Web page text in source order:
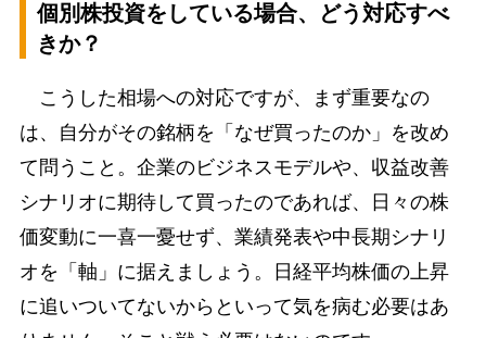
個別株投資をしている場合、どう対応すべ
きか？
こうした相場への対応ですが、まず重要なの
は、自分がその銘柄を「なぜ買ったのか」を改め
て問うこと。企業のビジネスモデルや、収益改善
シナリオに期待して買ったのであれば、日々の株
価変動に一喜一憂せず、業績発表や中長期シナリ
オを「軸」に据えましょう。日経平均株価の上昇
に追いついてないからといって気を病む必要はあ